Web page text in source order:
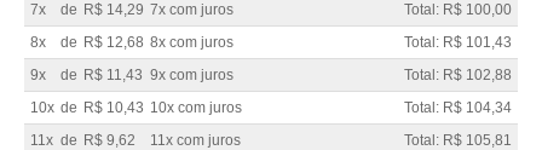
7x
de R$ 14,29 7x com juros
Total: R$ 100,00
8x
de R$ 12,68 8x com juros
Total: R$ 101,43
9x
de R$ 11,43 9x com juros
Total: R$ 102,88
10x de R$ 10,43 10x com juros
Total: R$ 104,34
11x de R$ 9,62 11x com juros
Total: R$ 105,81